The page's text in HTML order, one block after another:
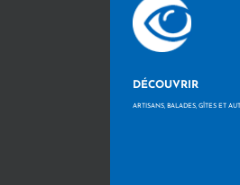
DÉCOUVRIR
ARTISANS, BALADES, GÎTES ET